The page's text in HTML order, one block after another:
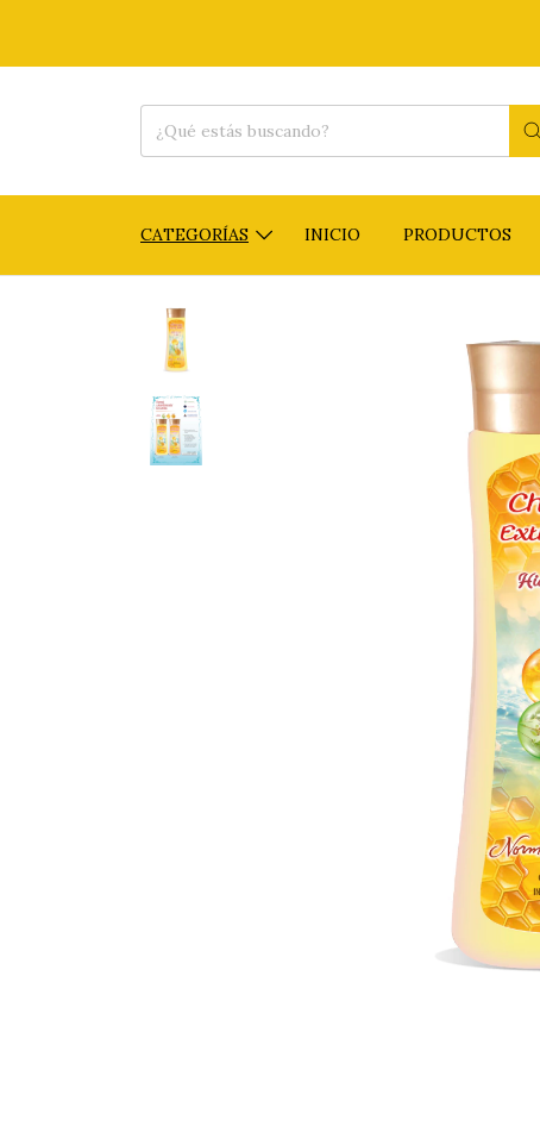
CATEGORÍAS INICIO PRODUCTOS